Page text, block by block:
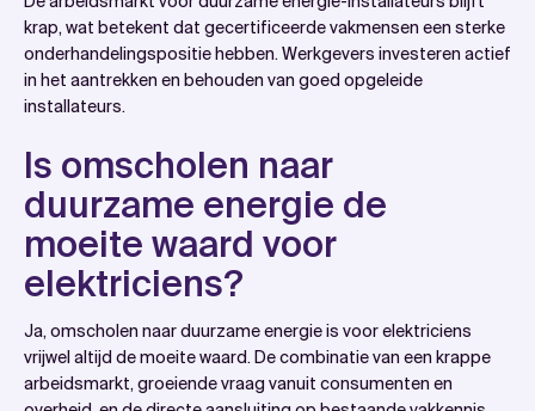
krap, wat betekent dat gecertificeerde vakmensen een sterke
onderhandelingspositie hebben. Werkgevers investeren actief
in het aantrekken en behouden van goed opgeleide
installateurs.
Is omscholen naar
duurzame energie de
moeite waard voor
elektriciens?
Ja, omscholen naar duurzame energie is voor elektriciens
vrijwel altijd de moeite waard. De combinatie van een krappe
arbeidsmarkt, groeiende vraag vanuit consumenten en